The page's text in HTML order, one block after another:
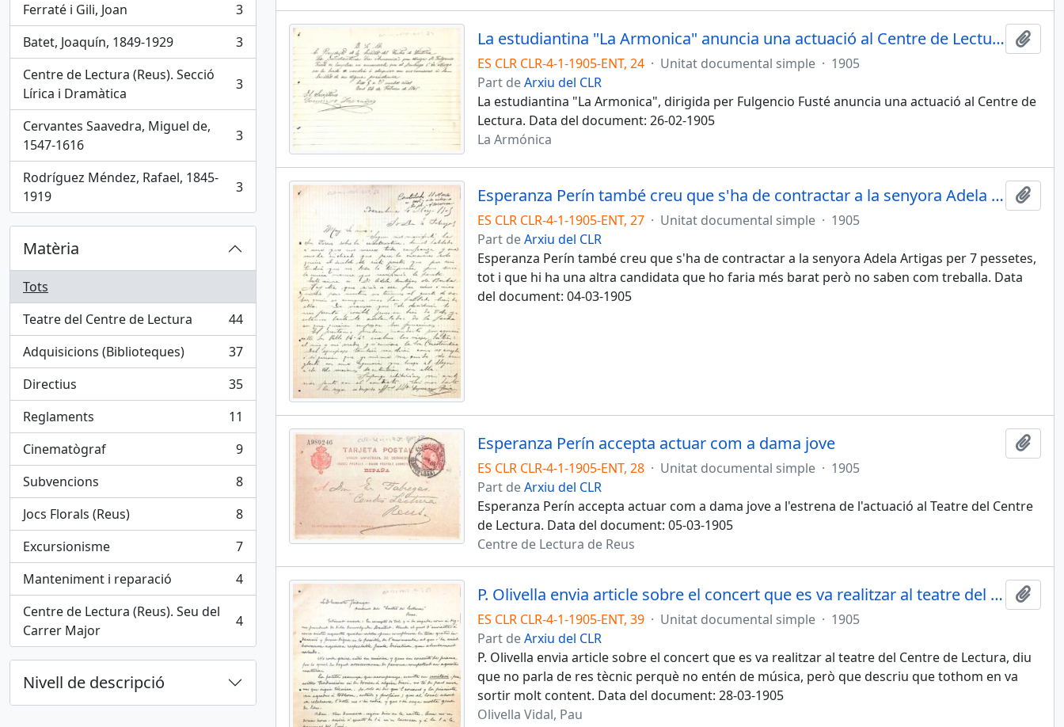
Ferraté i Gili, Joan
, 3 results
3
Batet, Joaquín, 1849-1929
, 3 results
3
Centre de Lectura (Reus). Secció
Lírica i Dramàtica
, 3 results 3
Cervantes Saavedra, Miguel de,
1547-1616
, 3 results 3
Rodríguez Méndez, Rafael, 1845-
1919
, 3 results 3
Matèria
Tots
Teatre del Centre de Lectura
, 44 results
44
Adquisicions (Biblioteques)
, 37 results
37
Directius
, 35 results
35
Reglaments
, 11 results
11
Cinematògraf
, 9 results
9
Subvencions
, 8 results
8
Jocs Florals (Reus)
, 8 results
8
Excursionisme
, 7 results
7
Manteniment i reparació
, 4 results
4
Centre de Lectura (Reus). Seu del
Carrer Major
, 4 results 4
Nivell de descripció
La estudiantina "La Armonica" anuncia una actuació al Centre de Lectura
ES CLR CLR-4-1-1905-ENT, 24 · Unitat documental simple · 1905
Part deArxiu del CLR
La estudiantina "La Armonica", dirigida per Fulgencio Fusté anuncia una actuació al Centre de
Lectura. Data del document: 26-02-1905
La Armónica
Esperanza Perín també creu que s'ha de contractar a la senyora Adela Artigas
ES CLR CLR-4-1-1905-ENT, 27 · Unitat documental simple · 1905
Part deArxiu del CLR
Esperanza Perín també creu que s'ha de contractar a la senyora Adela Artigas per 7 pessetes,
tot i que hi ha una altra candidata que ho faria més barat però no saben com treballa. Data
del document: 04-03-1905
Esperanza Perín accepta actuar com a dama jove
ES CLR CLR-4-1-1905-ENT, 28 · Unitat documental simple · 1905
Part deArxiu del CLR
Esperanza Perín accepta actuar com a dama jove a l'estrena de l'actuació al Teatre del Centre
de Lectura. Data del document: 05-03-1905
Centre de Lectura de Reus
P. Olivella envia article sobre el concert que es va realitzar al teatre del Centre de Lectura
ES CLR CLR-4-1-1905-ENT, 39 · Unitat documental simple · 1905
Part deArxiu del CLR
P. Olivella envia article sobre el concert que es va realitzar al teatre del Centre de Lectura, diu
que no parla de res tècnic perquè no entén de música, però que descriu que tothom en va
sortir molt content. Data del document: 28-03-1905
Olivella Vidal, Pau